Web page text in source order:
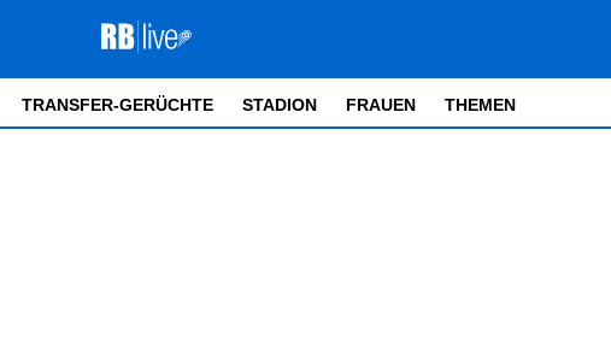
TRANSFER-GERÜCHTE STADION FRAUEN THEMEN